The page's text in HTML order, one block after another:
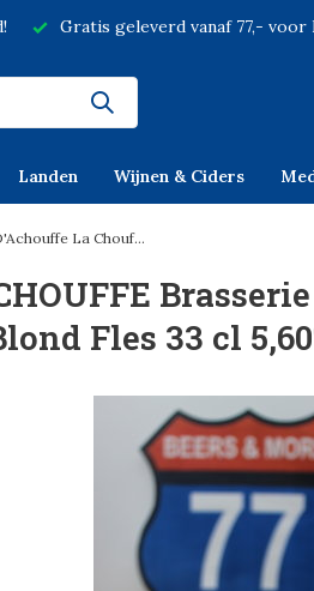
Gratis geleverd vanaf 77,- voor
Landen Wijnen & Ciders
La Chouf...
Fles 33 cl